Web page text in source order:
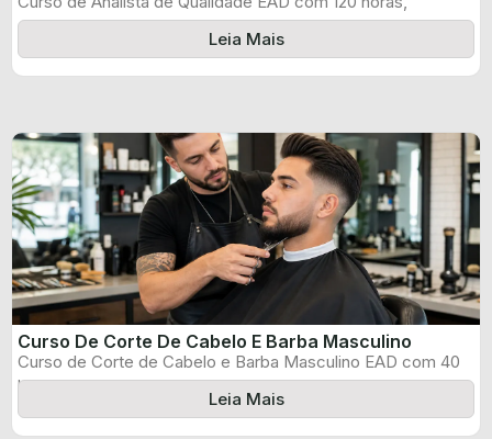
certificado informado pelo produtor ...
Leia Mais
Curso De Corte De Cabelo E Barba Masculino
Curso de Corte de Cabelo e Barba Masculino EAD com 40
horas, certificado ...
Leia Mais